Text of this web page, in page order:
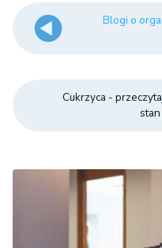
Blogi o
Cukrzyca -